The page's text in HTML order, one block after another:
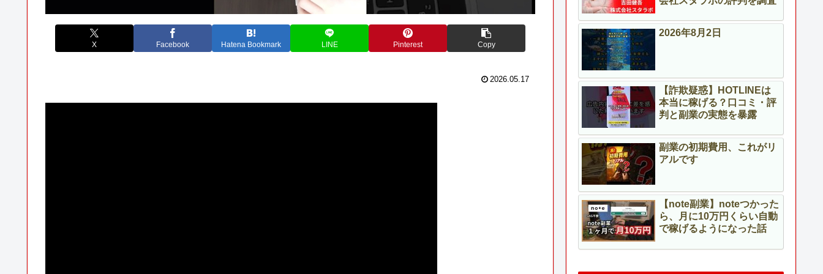
X Facebook Hatena Bookmark LINE Pinterest Copy
2026.05.17
2026年8月2日
【詐欺疑惑】HOTLINEは
本当に稼げる？口コミ・評
判と副業の実態を暴露
副業の初期費用、これがリ
アルです
【note副業】noteつかった
ら、月に10万円くらい自動
で稼げるようになった話